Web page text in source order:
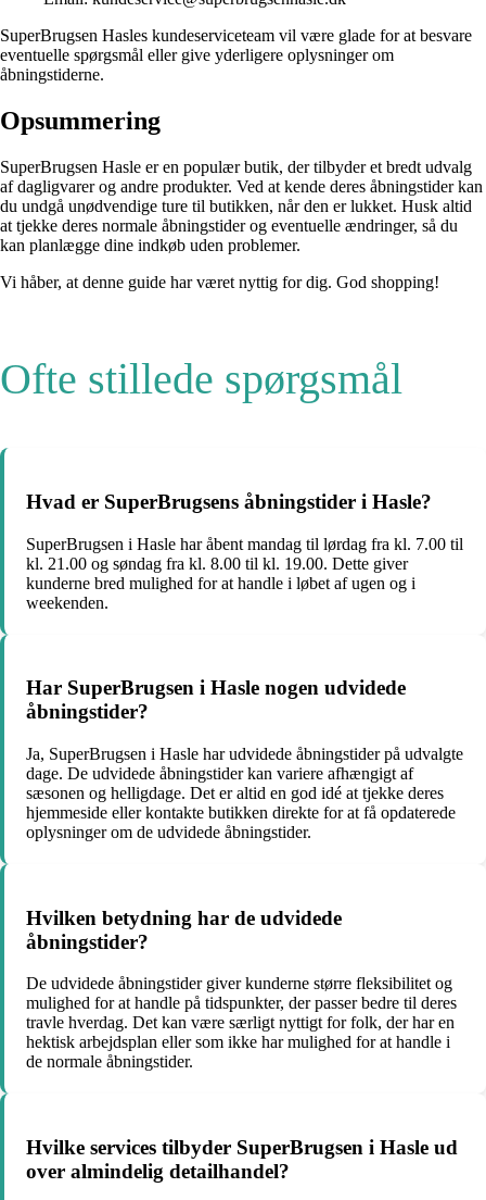
SuperBrugsen Hasles kundeserviceteam vil være glade for at besvare
eventuelle spørgsmål eller give yderligere oplysninger om
åbningstiderne.
Opsummering
SuperBrugsen Hasle er en populær butik, der tilbyder et bredt udvalg
af dagligvarer og andre produkter. Ved at kende deres åbningstider kan
du undgå unødvendige ture til butikken, når den er lukket. Husk altid
at tjekke deres normale åbningstider og eventuelle ændringer, så du
kan planlægge dine indkøb uden problemer.
Vi håber, at denne guide har været nyttig for dig. God shopping!
Ofte stillede spørgsmål
Hvad er SuperBrugsens åbningstider i Hasle?
SuperBrugsen i Hasle har åbent mandag til lørdag fra kl. 7.00 til
kl. 21.00 og søndag fra kl. 8.00 til kl. 19.00. Dette giver
kunderne bred mulighed for at handle i løbet af ugen og i
weekenden.
Har SuperBrugsen i Hasle nogen udvidede
åbningstider?
Ja, SuperBrugsen i Hasle har udvidede åbningstider på udvalgte
dage. De udvidede åbningstider kan variere afhængigt af
sæsonen og helligdage. Det er altid en god idé at tjekke deres
hjemmeside eller kontakte butikken direkte for at få opdaterede
oplysninger om de udvidede åbningstider.
Hvilken betydning har de udvidede
åbningstider?
De udvidede åbningstider giver kunderne større fleksibilitet og
mulighed for at handle på tidspunkter, der passer bedre til deres
travle hverdag. Det kan være særligt nyttigt for folk, der har en
hektisk arbejdsplan eller som ikke har mulighed for at handle i
de normale åbningstider.
Hvilke services tilbyder SuperBrugsen i Hasle ud
over almindelig detailhandel?